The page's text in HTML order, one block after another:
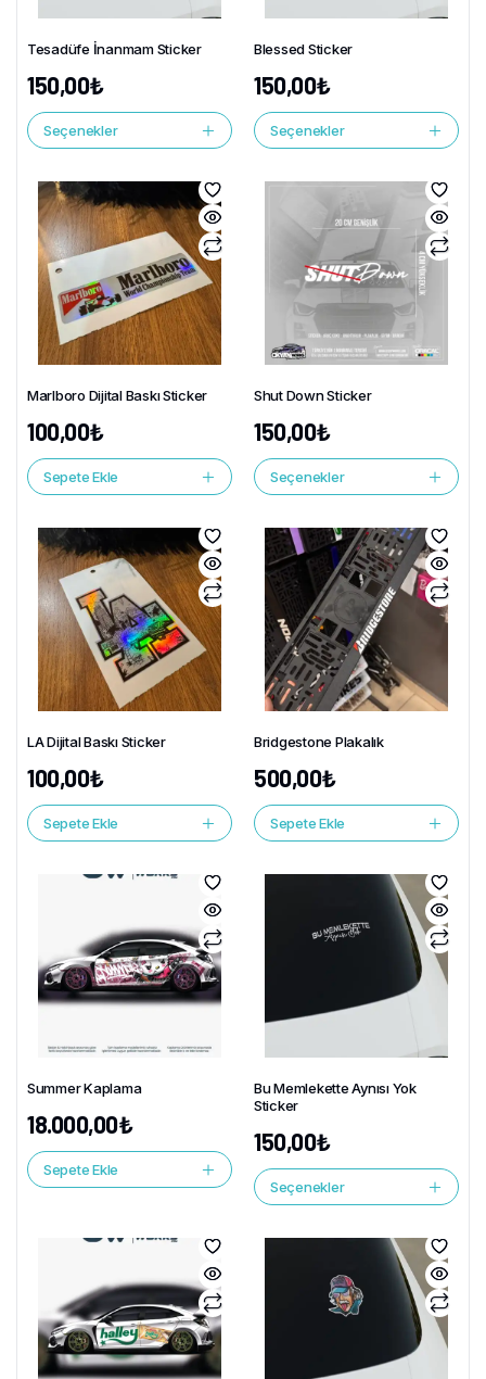
Tesadüfe İnanmam Sticker
150,00₺
Seçenekler
Blessed Sticker
150,00₺
Seçenekler
Marlboro Dijital Baskı Sticker
100,00₺
Sepete Ekle
Shut Down Sticker
150,00₺
Seçenekler
LA Dijital Baskı Sticker
100,00₺
Sepete Ekle
Bridgestone Plakalık
500,00₺
Sepete Ekle
Summer Kaplama
18.000,00₺
Sepete Ekle
Bu Memlekette Aynısı Yok
Sticker
150,00₺
Seçenekler